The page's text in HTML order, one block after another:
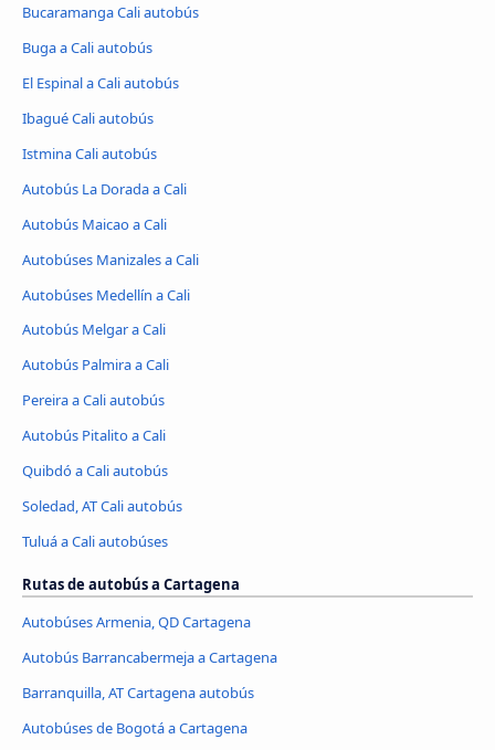
Bucaramanga Cali autobús
Buga a Cali autobús
El Espinal a Cali autobús
Ibagué Cali autobús
Istmina Cali autobús
Autobús La Dorada a Cali
Autobús Maicao a Cali
Autobúses Manizales a Cali
Autobúses Medellín a Cali
Autobús Melgar a Cali
Autobús Palmira a Cali
Pereira a Cali autobús
Autobús Pitalito a Cali
Quibdó a Cali autobús
Soledad, AT Cali autobús
Tuluá a Cali autobúses
Rutas de autobús a Cartagena
Autobúses Armenia, QD Cartagena
Autobús Barrancabermeja a Cartagena
Barranquilla, AT Cartagena autobús
Autobúses de Bogotá a Cartagena